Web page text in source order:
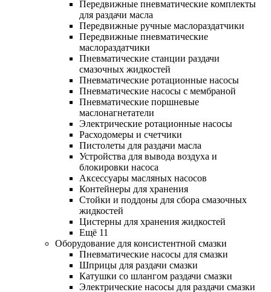
Передвижные пневматические комплекты
для раздачи масла
Передвижные ручные маслораздатчики
Передвижные пневматические
маслораздатчики
Пневматические станции раздачи
смазочных жидкостей
Пневматические ротационные насосы
Пневматические насосы с мембраной
Пневматические поршневые
маслонагнетатели
Электрические ротационные насосы
Расходомеры и счетчики
Пистолеты для раздачи масла
Устройства для вывода воздуха и
блокировки насоса
Аксессуары масляных насосов
Контейнеры для хранения
Стойки и поддоны для сбора смазочных
жидкостей
Цистерны для хранения жидкостей
Ещё 11
Оборудование для консистентной смазки
Пневматические насосы для смазки
Шприцы для раздачи смазки
Катушки со шлангом раздачи смазки
Электрические насосы для раздачи смазки